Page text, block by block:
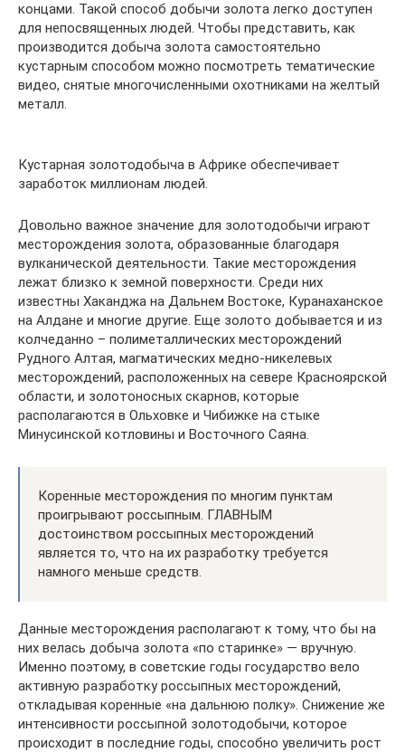
концами. Такой способ добычи золота легко доступен
для непосвященных людей. Чтобы представить, как
производится добыча золота самостоятельно
кустарным способом можно посмотреть тематические
видео, снятые многочисленными охотниками на желтый
металл.
Кустарная золотодобыча в Африке обеспечивает
заработок миллионам людей.
Довольно важное значение для золотодобычи играют
месторождения золота, образованные благодаря
вулканической деятельности. Такие месторождения
лежат близко к земной поверхности. Среди них
известны Хаканджа на Дальнем Востоке, Куранаханское
на Алдане и многие другие. Еще золото добывается и из
колчеданно – полиметаллических месторождений
Рудного Алтая, магматических медно-никелевых
месторождений, расположенных на севере Красноярской
области, и золотоносных скарнов, которые
располагаются в Ольховке и Чибижке на стыке
Минусинской котловины и Восточного Саяна.
Коренные месторождения по многим пунктам
проигрывают россыпным. ГЛАВНЫМ
достоинством россыпных месторождений
является то, что на их разработку требуется
намного меньше средств.
Данные месторождения располагают к тому, что бы на
них велась добыча золота «по старинке» — вручную.
Именно поэтому, в советские годы государство вело
активную разработку россыпных месторождений,
откладывая коренные «на дальнюю полку». Снижение же
интенсивности россыпной золотодобычи, которое
происходит в последние годы, способно увеличить рост